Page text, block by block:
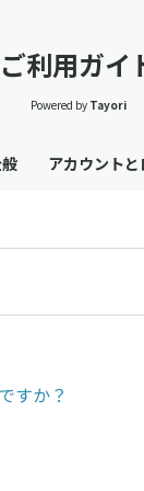
ご利用ガイ
Powered by Tayori
アカウント
すか？